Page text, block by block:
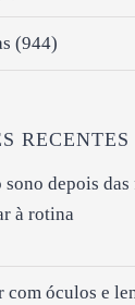
(944)
RECENTES
depois das
à rotina
com óculos e